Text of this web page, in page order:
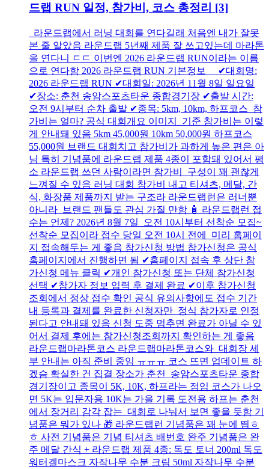
드랩 RUN 일정, 참가비, 코스 총정리 [3]
라운드랩에서 러닝 대회를 연다길래 처음엔 내가 잘못
본 줄 알았음 라운드랩 5년째 제품 잘 쓰고있는데 마라톤
을 연다니 ㄷㄷ 이번엔 2026 라운드랩 RUN이라는 이름
으로 연다함 2026 라운드랩 RUN 기본정보 ✔대회명:
2026 라운드랩 RUN ✔대회일: 2026년 11월 8일 일요일
✔장소: 춘천 송암스포츠타운 종합경기장 ✔출발 시간:
오전 9시부터 순차 출발 ✔종목: 5km, 10km, 하프코스 참
가비는 얼마? 공식 대회개요 이미지 기준 참가비는 이렇
게 안내돼 있음 5km 45,000원 10km 50,000원 하프코스
55,000원 브랜드 대회치고 참가비가 과하게 높은 편은 아
님 특히 기념품에 라운드랩 제품 4종이 포함돼 있어서 평
소 라운드랩 쓰던 사람이라면 참가비 구성이 꽤 괜찮게
느껴질 수 있음 러닝 대회 참가비 내고 티셔츠, 메달, 간
식, 화장품 제품까지 받는 구조라 라운드랩런은 러너뿐
아니라 브랜드 팬들도 관심 가질 만함 🧴 라운드랩런 접
수는 언제? 2026년 8월 7일 오전 10시부터 선착순 모집~
선착순 모집이라 접수 당일 오전 10시 전에 미리 홈페이
지 접속해두는 게 좋음 참가신청 방법 참가신청은 공식
홈페이지에서 진행하면 됨 ✔홈페이지 접속 후 상단 참
가신청 메뉴 클릭 ✔개인 참가신청 또는 단체 참가신청
선택 ✔참가자 정보 입력 후 결제 완료 ✔이후 참가신청
조회에서 정상 접수 확인 공식 유의사항에도 접수 기간
내 등록과 결제를 완료한 신청자만 정식 참가자로 인정
된다고 안내돼 있음 신청 도중 멈추면 완료가 아닐 수 있
어서 결제 후에는 참가신청조회까지 확인하는 게 좋음
라운드랩마라톤코스 라운드랩마라톤코스와 대회장 세
부 안내는 아직 준비 중임 ㅠㅠㅠ 코스 뜨면 업데이트 하
겠슴 확실한 건 집결 장소가 춘천 송암스포츠타운 종합
경기장이고 종목이 5K, 10K, 하프라는 점임 코스가 나오
면 5K는 입문자용 10K는 가을 기록 도전용 하프는 춘천
에서 장거리 감각 잡는 대회로 나눠서 보면 좋을 듯함 기
념품은 뭐가 있나 🎁 라운드랩런 기념품은 꽤 눈에 띔ㅎ
ㅎ 사전 기념품은 기념 티셔츠 배번호 완주 기념품은 완
주 메달 간식 + 라운드랩 제품 4종: 독도 토너 200ml 독도
워터겔마스크 자작나무 수분 크림 50ml 자작나무 수분